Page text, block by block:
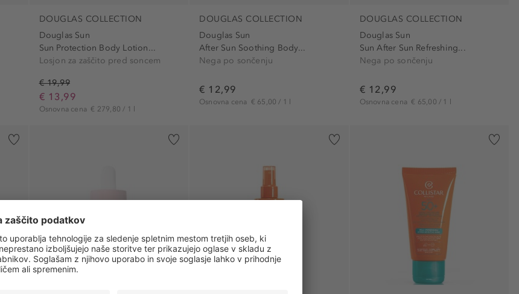
DOUGLAS COLLECTION
Douglas Sun
Sun Protection Body Lotion...
Losjon za zaščito pred soncem
€ 19,99
€ 13,99
Osnovna cena € 279,80 / 1 l
DOUGLAS COLLECTION
Douglas Sun
After Sun Soothing Body...
Nega po sončenju
€ 12,99
Osnovna cena € 65,00 / 1 l
DOUGLAS COLLECTION
Douglas Sun
Sun After Sun Refreshing...
Nega po sončenju
€ 12,99
Osnovna cena € 65,00 / 1 l